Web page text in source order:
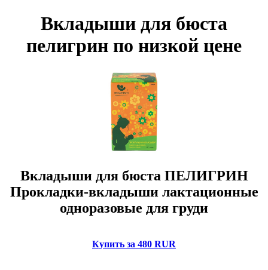
Вкладыши для бюста
пелигрин по низкой цене
Вкладыши для бюста ПЕЛИГРИН
Прокладки-вкладыши лактационные
одноразовые для груди
Купить за 480 RUR